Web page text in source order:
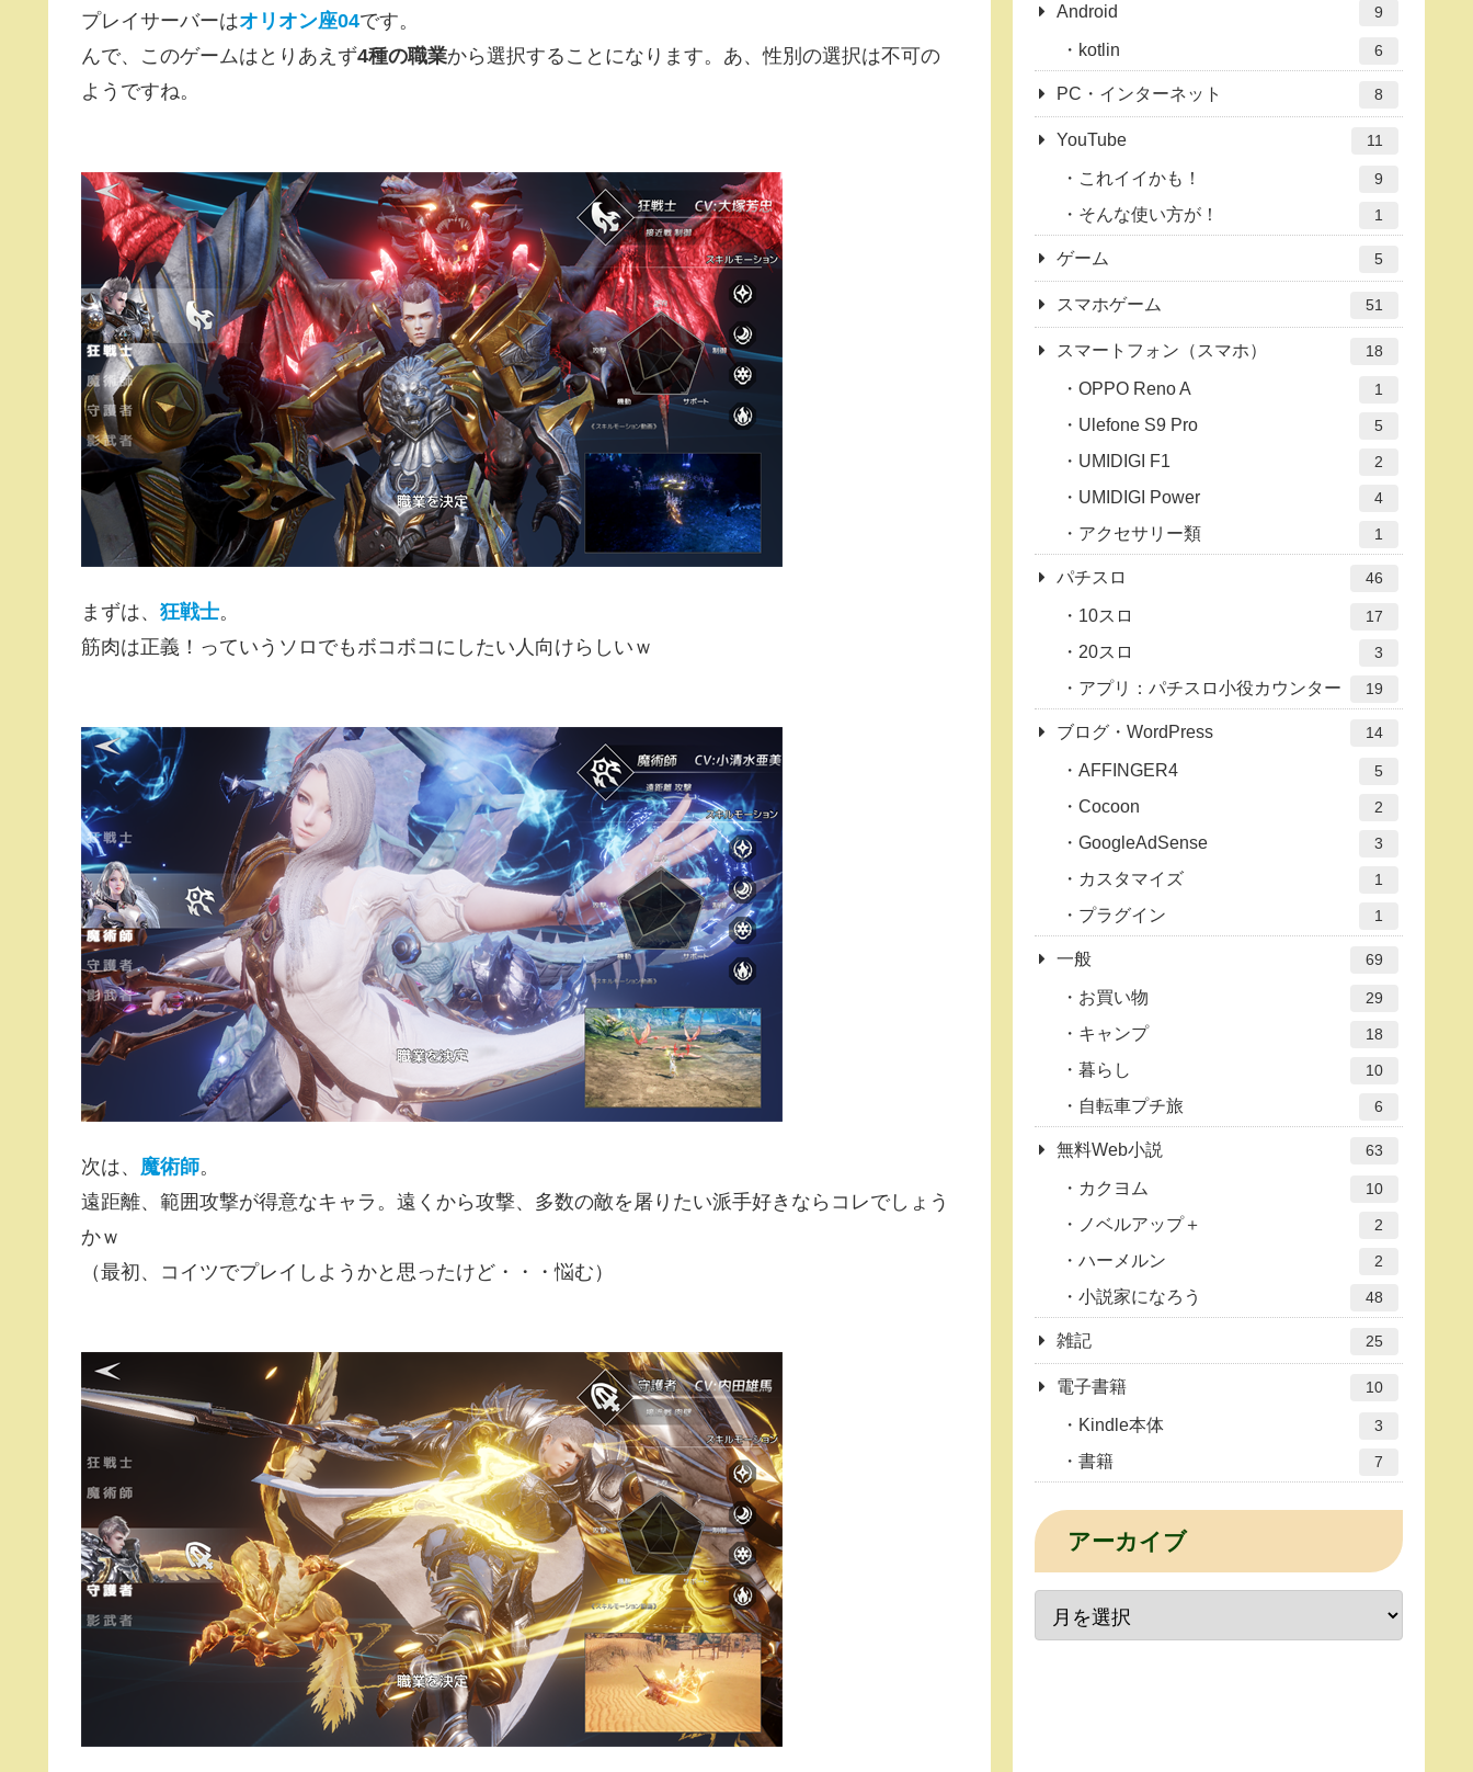
プレイサーバーはオリオン座04です。
んで、このゲームはとりあえず4種の職業から選択することになります。あ、性別の選択は不可の
ようですね。
まずは、 狂戦士。
筋肉は正義！っていうソロでもボコボコにしたい人向けらしいｗ
次は、 魔術師。
遠距離、範囲攻撃が得意なキャラ。遠くから攻撃、多数の敵を屠りたい派手好きならコレでしょう
かｗ
（最初、コイツでプレイしようかと思ったけど・・・悩む）
Android 9
kotlin 6
PC・インターネット 8
YouTube 11
これイイかも！ 9
そんな使い方が！ 1
ゲーム 5
スマホゲーム 51
スマートフォン（スマホ） 18
OPPO Reno A 1
Ulefone S9 Pro 5
UMIDIGI F1 2
UMIDIGI Power 4
アクセサリー類 1
パチスロ 46
10スロ 17
20スロ 3
アプリ：パチスロ小役カウンター 19
ブログ・WordPress 14
AFFINGER4 5
Cocoon 2
GoogleAdSense 3
カスタマイズ 1
プラグイン 1
一般 69
お買い物 29
キャンプ 18
暮らし 10
自転車プチ旅 6
無料Web小説 63
カクヨム 10
ノベルアップ＋ 2
ハーメルン 2
小説家になろう 48
雑記 25
電子書籍 10
Kindle本体 3
書籍 7
アーカイブ